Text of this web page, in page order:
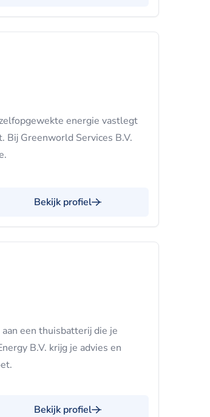
energie vastlegt
Bij Greenworld Services B.V.
Bekijk profiel
een thuisbatterij die je
B.V. krijg je advies en
Bekijk profiel